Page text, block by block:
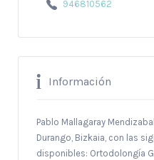
946810562
Información
Pablo Mallagaray
Durango, Bizkaia, con las
disponibles: Ortodolongía